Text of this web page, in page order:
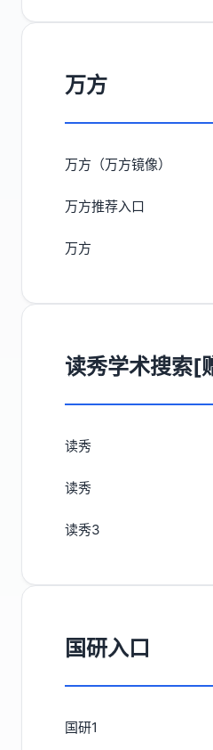
万方
万方（万方镜像）
万方推荐入口
万方
读秀学术搜索[
读秀
读秀
读秀3
国研入口
国研1